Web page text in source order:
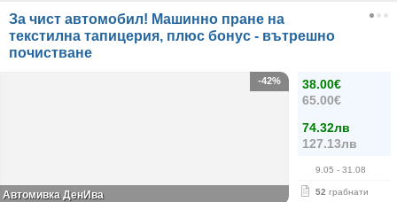
За чист автомобил! Машинно пране на
текстилна тапицерия, плюс бонус - вътрешно
почистване
38.00€
65.00€
74.32лв
127.13лв
9.05 - 31.08
52 грабнати
-42%
Автомивка ДенИва